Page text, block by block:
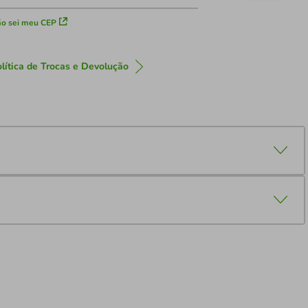
sei meu CEP
de Trocas e Devolução